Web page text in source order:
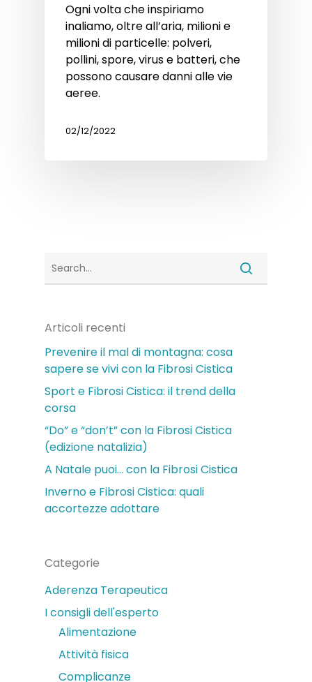
Ogni volta che inspiriamo
inaliamo, oltre all’aria, milioni e
milioni di particelle: polveri,
pollini, spore, virus e batteri, che
possono causare danni alle vie
aeree.
02/12/2022
Articoli recenti
Prevenire il mal di montagna: cosa
sapere se vivi con la Fibrosi Cistica
Sport e Fibrosi Cistica: il trend della
corsa
“Do” e “don’t” con la Fibrosi Cistica
(edizione natalizia)
A Natale puoi… con la Fibrosi Cistica
Inverno e Fibrosi Cistica: quali
accortezze adottare
Categorie
Aderenza Terapeutica
I consigli dell'esperto
Alimentazione
Attività fisica
Complicanze